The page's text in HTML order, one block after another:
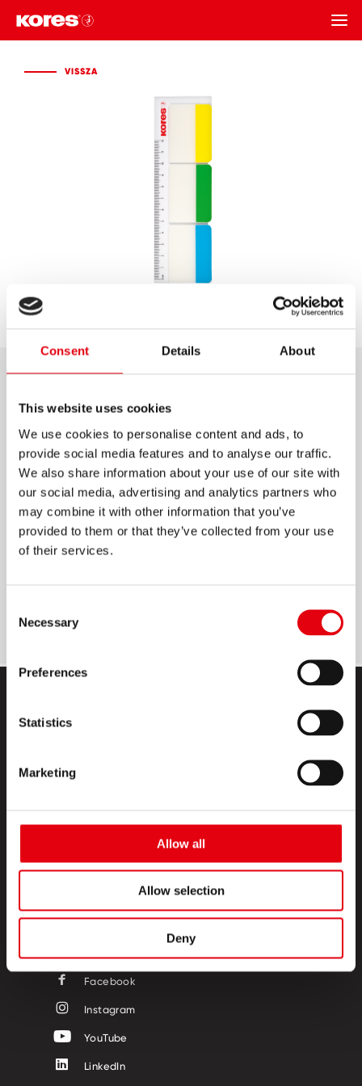
Consent Details About
This website uses cookies
We use cookies to personalise content and ads, to
provide social media features and to analyse our traffic.
We also share information about your use of our site with
our social media, advertising and analytics partners who
may combine it with other information that you’ve
provided to them or that they’ve collected from your use
of their services.
Selection
Necessary
Preferences
Statistics
Marketing
Allow all
Allow selection
Deny
VISSZA
VONALZÓVAL
Eltávolítható műanyag jelölőcímkék
Széles címke iratok, mappák, archiválók
jelölésére, rendszerezésére
Extra erős papír: nem hullámosodik
Írható
RÓLUNK
KAPCSOLAT
Facebook
Instagram
YouTube
LinkedIn